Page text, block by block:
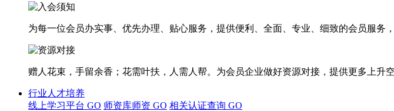
为每一位会员办实事、优先办理、贴心服务，提供便利、全面、专业、细致的会员服务
赠人花束，手留余香；花需叶扶，人需人帮。为会员企业做好资源对接，提供更多上升
行业人才培养
线上学习平台 GO 师资库师资 GO 相关认证查询 GO